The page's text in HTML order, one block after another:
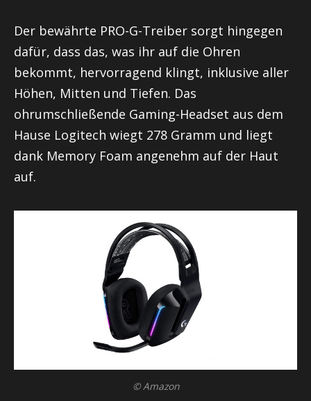
Der bewährte PRO-G-Treiber sorgt hingegen
dafür, dass das, was ihr auf die Ohren
bekommt, hervorragend klingt, inklusive aller
Höhen, Mitten und Tiefen. Das
ohrumschließende Gaming-Headset aus dem
Hause Logitech wiegt 278 Gramm und liegt
dank Memory Foam angenehm auf der Haut
auf.
© Amazon